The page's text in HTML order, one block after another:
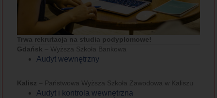
Trwa rekrutacja na studia podyplomowe!
Gdańsk – Wyższa Szkoła Bankowa
Audyt wewnętrzny
Kalisz – Państwowa Wyższa Szkoła Zawodowa w Kaliszu
Audyt i kontrola wewnętrzna